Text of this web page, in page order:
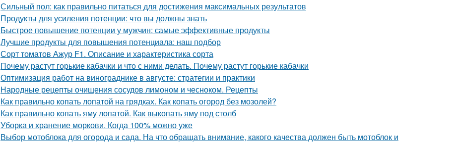
Сильный пол: как правильно питаться для достижения максимальных результатов
Продукты для усиления потенции: что вы должны знать
Быстрое повышение потенции у мужчин: самые эффективные продукты
Лучшие продукты для повышения потенциала: наш подбор
Сорт томатов Ажур F1. Описание и характеристика сорта
Почему растут горькие кабачки и что с ними делать. Почему растут горькие кабачки
Оптимизация работ на винограднике в августе: стратегии и практики
Народные рецепты очищения сосудов лимоном и чесноком. Рецепты
Как правильно копать лопатой на грядках. Как копать огород без мозолей?
Как правильно копать яму лопатой. Как выкопать яму под столб
Уборка и хранение моркови. Когда 100% можно уже
Выбор мотоблока для огорода и сада. На что обращать внимание, какого качества должен быть мотоблок и